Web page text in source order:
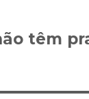
têm